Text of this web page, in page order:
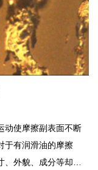
动使摩擦副表面不断
于有润滑油的摩擦
外貌、成分等却反